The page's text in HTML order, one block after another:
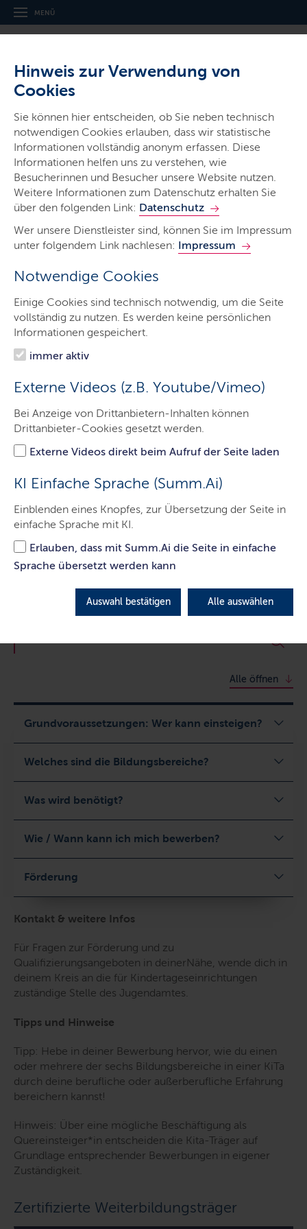
Hinweis zur Verwendung von
Cookies
Sie können hier entscheiden, ob Sie neben technisch
notwendigen Cookies erlauben, dass wir statistische
Informationen vollständig anonym erfassen. Diese
Informationen helfen uns zu verstehen, wie
Besucherinnen und Besucher unsere Website nutzen.
Weitere Informationen zum Datenschutz erhalten Sie
über den folgenden Link: Datenschutz
Wer unsere Dienstleister sind, können Sie im Impressum
unter folgendem Link nachlesen: Impressum
Notwendige Cookies
Einige Cookies sind technisch notwendig, um die Seite
vollständig zu nutzen. Es werden keine persönlichen
Informationen gespeichert.
immer aktiv
Externe Videos (z.B. Youtube/Vimeo)
Bei Anzeige von Drittanbietern-Inhalten können
Drittanbieter-Cookies gesetzt werden.
Externe Videos direkt beim Aufruf der Seite laden
KI Einfache Sprache (Summ.Ai)
Einblenden eines Knopfes, zur Übersetzung der Seite in
einfache Sprache mit KI.
Erlauben, dass mit Summ.Ai die Seite in einfache
Sprache übersetzt werden kann
Auswahl bestätigen Alle auswählen
MENÜ
Start
Dein Weg in die Kita
Stellenbörse
Infos für Leitungen
Mach’s wie Simone und Corvin!
Neustart gesucht? Deine Zukunft liegt in der Kita!
Informiere dich jetzt über den
Inhalte dieser Seite
Alle öffnen
Grundvoraussetzungen: Wer kann einsteigen?
Welches sind die Bildungsbereiche?
Was wird benötigt?
Wie / Wann kann ich mich bewerben?
Förderung
Kontakt & weitere Infos
Für Fragen zur Förderung und zu
Qualifizierungsangeboten in deinerNähe, wende dich in
deinem Kreis an die für Kindertageseinrichtungen
zuständige Stelle des Jugendamtes.
Tipps und Hinweise
Tipp: Hebe in deiner Bewerbung hervor, wie du einen
oder mehrere der sechs Bildungsbereiche in einer KiTa
durch deine berufliche oder außerberufliche Erfahrung
bereichern kannst!
Hinweis: Über eine mögliche Beschäftigung als
Quereinsteiger*in entscheiden die Kita-Träger auf
Grundlage entsprechender Bewerbungen in eigener
Zuständigkeit.
Zertifizierte Weiterbildungsträger